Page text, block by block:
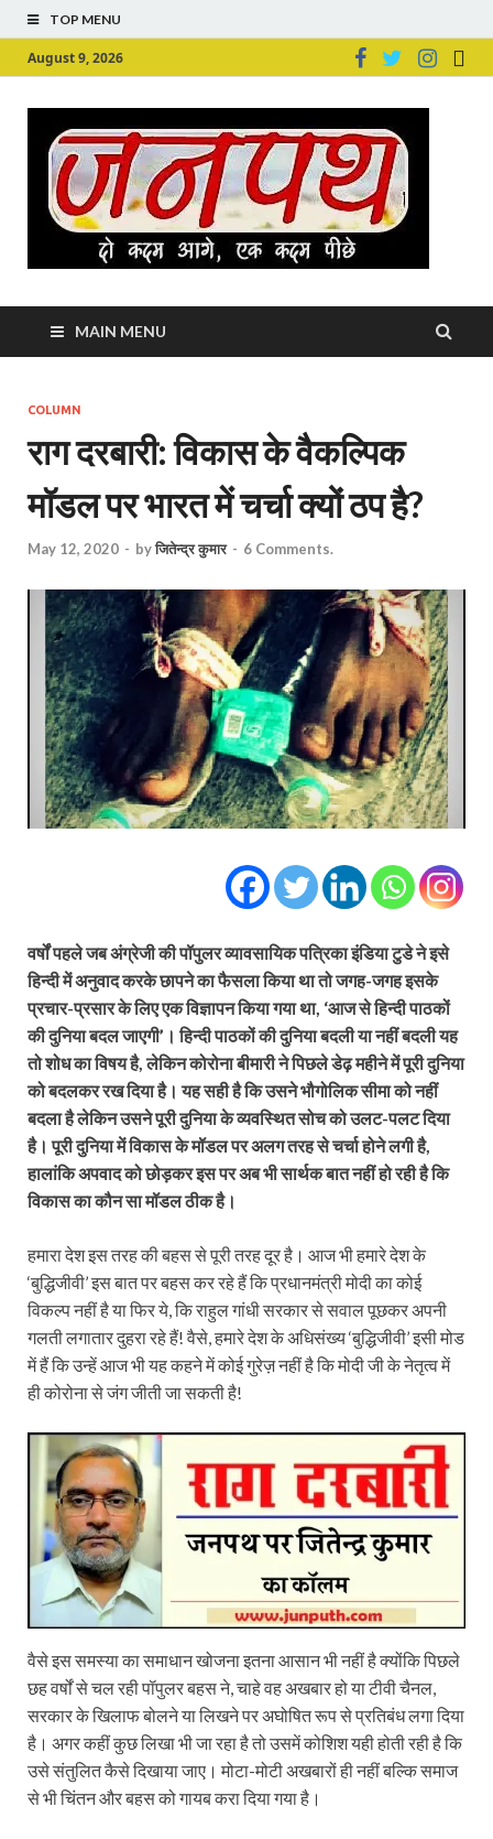
TOP MENU
August 9, 2026
MAIN MENU
COLUMN
राग दरबारी: विकास के वैकल्पिक
मॉडल पर भारत में चर्चा क्यों ठप है?
May 12, 2020 - byजितेन्द्र कुमार - 6 Comments.
वर्षों पहले जब अंग्रेजी की पॉपुलर व्यावसायिक पत्रिका इंडिया टुडे ने इसे
हिन्दी में अनुवाद करके छापने का फैसला किया था तो जगह-जगह इसके
प्रचार-प्रसार के लिए एक विज्ञापन किया गया था, ‘आज से हिन्दी पाठकों
की दुनिया बदल जाएगी’। हिन्दी पाठकों की दुनिया बदली या नहीं बदली यह
तो शोध का विषय है, लेकिन कोरोना बीमारी ने पिछले डेढ़ महीने में पूरी दुनिया
को बदलकर रख दिया है। यह सही है कि उसने भौगोलिक सीमा को नहीं
बदला है लेकिन उसने पूरी दुनिया के व्यवस्थित सोच को उलट-पलट दिया
है। पूरी दुनिया में विकास के मॉडल पर अलग तरह से चर्चा होने लगी है,
हालांकि अपवाद को छोड़कर इस पर अब भी सार्थक बात नहीं हो रही है कि
विकास का कौन सा मॉडल ठीक है।
हमारा देश इस तरह की बहस से पूरी तरह दूर है। आज भी हमारे देश के
‘बुद्धिजीवी’ इस बात पर बहस कर रहे हैं कि प्रधानमंत्री मोदी का कोई
विकल्प नहीं है या फिर ये, कि राहुल गांधी सरकार से सवाल पूछकर अपनी
गलती लगातार दुहरा रहे हैं! वैसे, हमारे देश के अधिसंख्य ‘बुद्धिजीवी’ इसी मोड
में हैं कि उन्हें आज भी यह कहने में कोई गुरेज़ नहीं है कि मोदी जी के नेतृत्व में
ही कोरोना से जंग जीती जा सकती है!
वैसे इस समस्या का समाधान खोजना इतना आसान भी नहीं है क्योंकि पिछले
छह वर्षों से चल रही पॉपुलर बहस ने, चाहे वह अखबार हो या टीवी चैनल,
सरकार के खिलाफ बोलने या लिखने पर अघोषित रूप से प्रतिबंध लगा दिया
है। अगर कहीं कुछ लिखा भी जा रहा है तो उसमें कोशिश यही होती रही है कि
उसे संतुलित कैसे दिखाया जाए। मोटा-मोटी अखबारों ही नहीं बल्कि समाज
से भी चिंतन और बहस को गायब करा दिया गया है।